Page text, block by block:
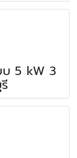
บ 5 kW 3